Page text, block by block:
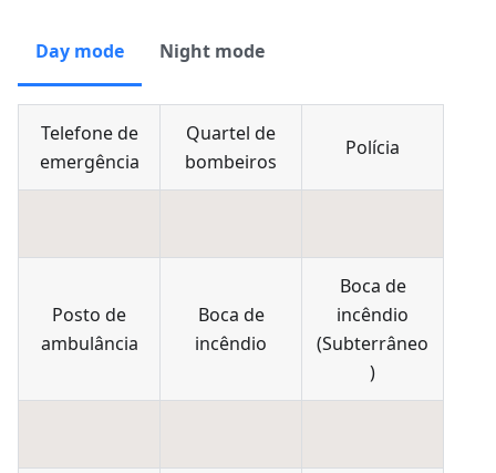
Day mode Night mode
Telefone de
emergência
Quartel de
bombeiros
Polícia
Posto de
ambulância
Boca de
incêndio
Boca de
incêndio
(Subterrâneo
)